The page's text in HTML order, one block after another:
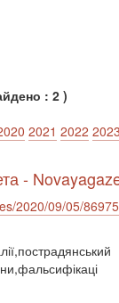
: 2 )
2021 2022
-
2020/09/05/